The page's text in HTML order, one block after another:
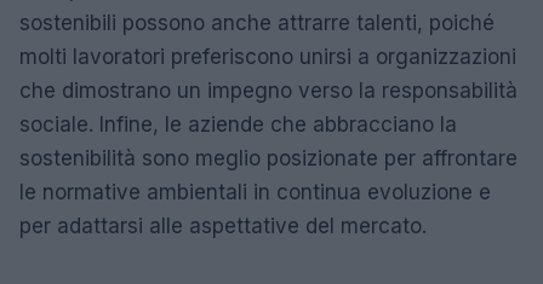
sostenibili possono anche attrarre talenti, poiché
molti lavoratori preferiscono unirsi a organizzazioni
che dimostrano un impegno verso la responsabilità
sociale. Infine, le aziende che abbracciano la
sostenibilità sono meglio posizionate per affrontare
le normative ambientali in continua evoluzione e
per adattarsi alle aspettative del mercato.